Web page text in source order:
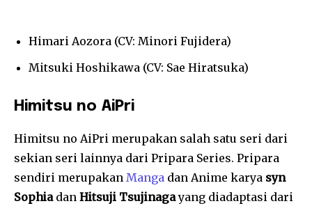
Himari Aozora (CV: Minori Fujidera)
Mitsuki Hoshikawa (CV: Sae Hiratsuka)
Himitsu no AiPri
Himitsu no AiPri merupakan salah satu seri dari
sekian seri lainnya dari Pripara Series. Pripara
sendiri merupakan Manga dan Anime karya syn
Sophiadan Hitsuji Tsujinagayang diadaptasi dari